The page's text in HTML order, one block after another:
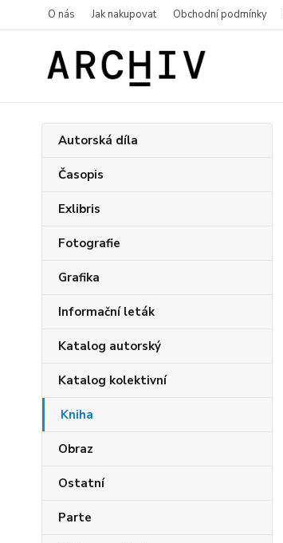
O nás Jak nakupovat Obchodní podmínky
Autorská díla
Časopis
Exlibris
Fotografie
Grafika
Informační leták
Katalog autorský
Katalog kolektivní
Kniha
Obraz
Ostatní
Parte